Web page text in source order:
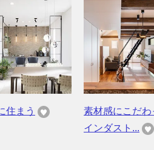
住まう
素材感にこだわ
インダスト...